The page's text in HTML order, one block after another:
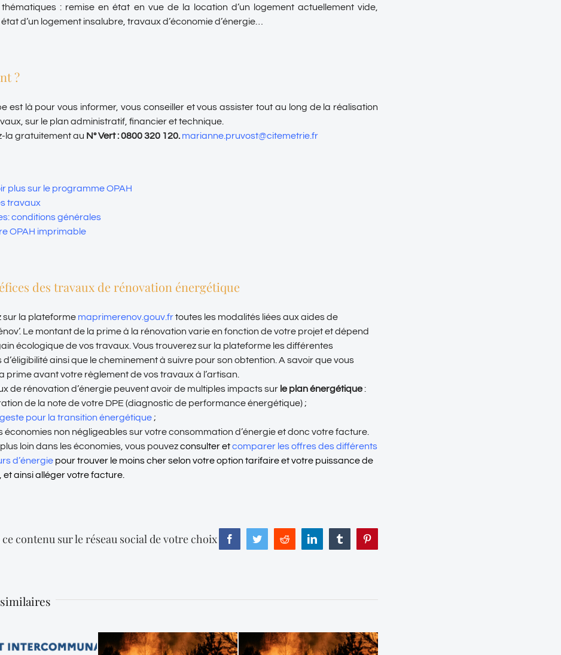
: remise en état en vue de la location d’un logement actuellement vide,
d’un logement insalubre, travaux d’économie d’énergie…
?
est là pour vous informer, vous conseiller et vous assister tout au long de la réalisation
sur le plan administratif, financier et technique.
la gratuitement au N° Vert : 0800 320 120. marianne.pruvost@citemetrie.fr
plus sur le programme OPAH
travaux
conditions générales
OPAH imprimable
des travaux de rénovation énergétique
sur la plateforme maprimerenov.gouv.frtoutes les modalités liées aux aides de
Le montant de la prime à la rénovation varie en fonction de votre projet et dépend
écologique de vos travaux. Vous trouverez sur la plateforme les différentes
d’éligibilité ainsi que le cheminement à suivre pour son obtention. A savoir que vous
prime avant votre règlement de vos travaux à l’artisan.
de rénovation d’énergie peuvent avoir de multiples impacts sur le plan énergétique:
de la note de votre DPE (diagnostic de performance énergétique) ;
pour la transition énergétique ;
économies non négligeables sur votre consommation d’énergie et donc votre facture.
loin dans les économies, vous pouvezconsulter etcomparer les offres des différents
d’énergie pour trouver le moins cher selon votre option tarifaire et votre puissance de
et ainsi alléger votre facture.
contenu sur le réseau social de votre choix FacebookTwitterReddit LinkedIn Tumblr